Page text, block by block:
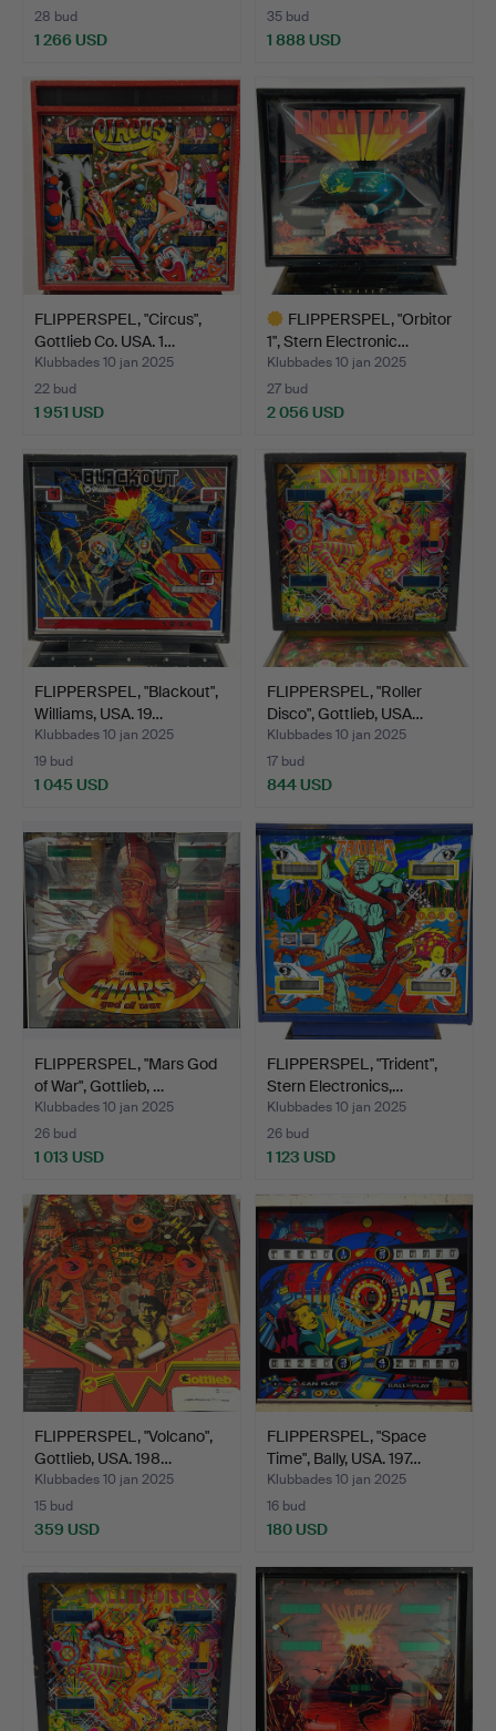
28 bud
1 266 USD
föremål
35 bud
1 888 USD
föremål
FLIPPERSPEL, "Circus",
Gottlieb Co. USA. 1…
Klubbades 10 jan 2025
22 bud
1 951 USD
FLIPPERSPEL, "Orbitor
1", Stern Electronic…
Klubbades 10 jan 2025
27 bud
2 056 USD
föremål
FLIPPERSPEL, "Blackout",
Williams, USA. 19…
Klubbades 10 jan 2025
19 bud
1 045 USD
FLIPPERSPEL, "Roller
Disco", Gottlieb, USA…
Klubbades 10 jan 2025
17 bud
844 USD
FLIPPERSPEL, "Mars God
of War", Gottlieb, …
Klubbades 10 jan 2025
26 bud
1 013 USD
FLIPPERSPEL, "Trident",
Stern Electronics,…
Klubbades 10 jan 2025
26 bud
1 123 USD
FLIPPERSPEL, "Volcano",
Gottlieb, USA. 198…
Klubbades 10 jan 2025
15 bud
359 USD
FLIPPERSPEL, "Space
Time", Bally, USA. 197…
Klubbades 10 jan 2025
16 bud
180 USD